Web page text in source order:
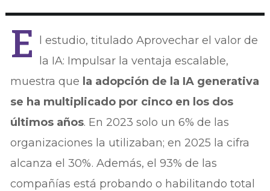
E
l estudio, titulado Aprovechar el valor de
la IA: Impulsar la ventaja escalable,
muestra que la adopción de la IA generativa
se ha multiplicado por cinco en los dos
últimos años. En 2023 solo un 6% de las
organizaciones la utilizaban; en 2025 la cifra
alcanza el 30%. Además, el 93% de las
compañías está probando o habilitando total